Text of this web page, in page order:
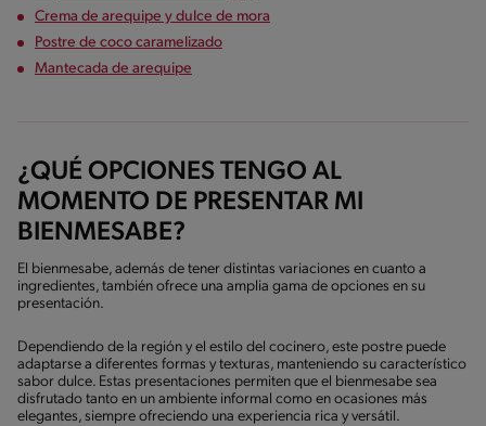
Crema de arequipe y dulce de mora
Postre de coco caramelizado
Mantecada de arequipe
¿QUÉ OPCIONES TENGO AL
MOMENTO DE PRESENTAR MI
BIENMESABE?
El bienmesabe, además de tener distintas variaciones en cuanto a
ingredientes, también ofrece una amplia gama de opciones en su
presentación.
Dependiendo de la región y el estilo del cocinero, este postre puede
adaptarse a diferentes formas y texturas, manteniendo su característico
sabor dulce. Estas presentaciones permiten que el bienmesabe sea
disfrutado tanto en un ambiente informal como en ocasiones más
elegantes, siempre ofreciendo una experiencia rica y versátil.